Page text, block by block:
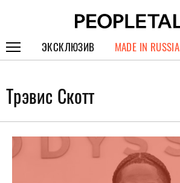
ЭКСКЛЮЗИВ
СПЕЦПРОЕКТЫ
ИНТЕРВЬЮ
ПОКОЛЕНИЕ
MADE IN RUSSIA
Трэвис Скотт